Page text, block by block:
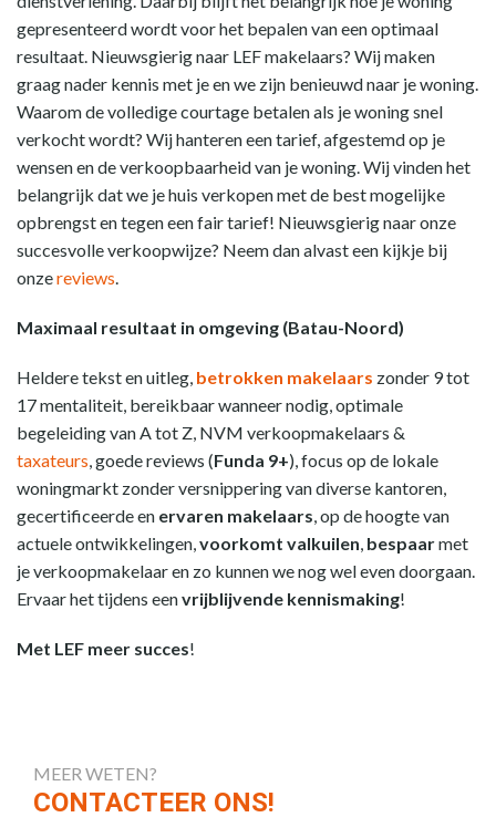
gepresenteerd wordt voor het bepalen van een optimaal
resultaat. Nieuwsgierig naar LEF makelaars? Wij maken
graag nader kennis met je en we zijn benieuwd naar je woning.
Waarom de volledige courtage betalen als je woning snel
verkocht wordt? Wij hanteren een tarief, afgestemd op je
wensen en de verkoopbaarheid van je woning. Wij vinden het
belangrijk dat we je huis verkopen met de best mogelijke
opbrengst en tegen een fair tarief! Nieuwsgierig naar onze
succesvolle verkoopwijze? Neem dan alvast een kijkje bij
onzereviews.
Maximaal resultaat in omgeving (Batau-Noord)
Heldere tekst en uitleg, betrokken makelaars zonder 9 tot
17 mentaliteit, bereikbaar wanneer nodig, optimale
begeleiding van A tot Z, NVM verkoopmakelaars &
taxateurs, goede reviews (Funda 9+), focus op de lokale
woningmarkt zonder versnippering van diverse kantoren,
gecertificeerde en ervaren makelaars, op de hoogte van
actuele ontwikkelingen,voorkomt valkuilen, bespaarmet
je verkoopmakelaar en zo kunnen we nog wel even doorgaan.
Ervaar het tijdens eenvrijblijvende kennismaking!
Met LEF meer succes!
MEER WETEN?
CONTACTEER ONS!